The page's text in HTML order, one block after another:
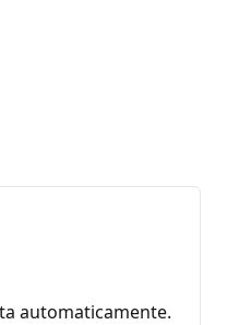
automaticamente.